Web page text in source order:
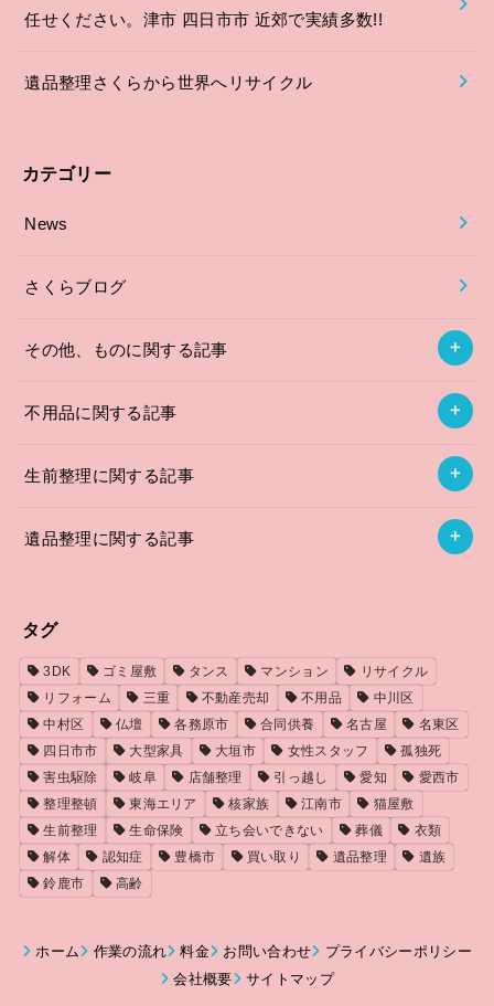
任せください。津市 四日市市 近郊で実績多数!!
遺品整理さくらから世界へリサイクル
カテゴリー
News
さくらブログ
その他、ものに関する記事
不用品に関する記事
生前整理に関する記事
遺品整理に関する記事
タグ
3DK ゴミ屋敷 タンス マンション
リサイクル
リフォーム
三重 不動産売却 不用品
中川区
中村区
仏壇 各務原市 合同供養 名古屋
名東区
四日市市
大型家具 大垣市 女性スタッフ
孤独死
害虫駆除
岐阜 店舗整理 引っ越し 愛知
愛西市
整理整頓
東海エリア 核家族 江南市
猫屋敷
生前整理
生命保険 立ち会いできない 葬儀
衣類
解体
認知症 豊橋市 買い取り 遺品整理
遺族
鈴鹿市
高齢
ホーム 作業の流れ 料金 お問い合わせ
プライバシーポリシー
会社概要
サイトマップ